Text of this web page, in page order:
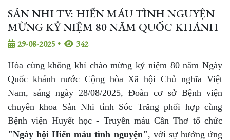
SẢN NHI TV: HIẾN MÁU TÌNH NGUYỆN
MỪNG KỶ NIỆM 80 NĂM QUỐC KHÁNH
29-08-2025 • 342
Hòa cùng không khí chào mừng kỷ niệm 80 năm Ngày
Quốc khánh nước Cộng hòa Xã hội Chủ nghĩa Việt
Nam, sáng ngày 28/08/2025, Đoàn cơ sở Bệnh viện
chuyên khoa Sản Nhi tỉnh Sóc Trăng phối hợp cùng
Bệnh viện Huyết học - Truyền máu Cần Thơ tổ chức
"Ngày hội Hiến máu tình nguyện", với sự hưởng ứng